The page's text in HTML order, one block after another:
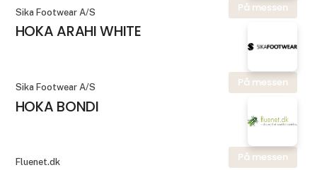
På messen
Sika Footwear A/S
HOKA ARAHI WHITE
På messen
Sika Footwear A/S
HOKA BONDI
På messen
Fluenet.dk